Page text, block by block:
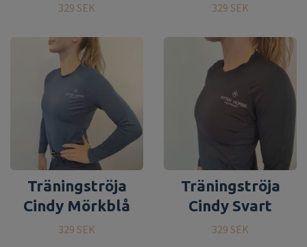
329 SEK 329 SEK
Träningströja
Cindy Mörkblå
329 SEK
Träningströja
Cindy Svart
329 SEK